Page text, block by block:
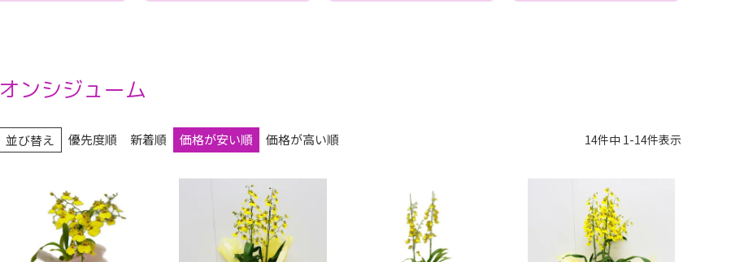
オンシジューム
並び替え 優先度順 新着順 価格が安い順 価格が高い順 14件中 1-14件表示